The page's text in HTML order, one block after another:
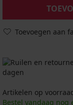
Toevoegen aan
dagen
Artikelen op
Bestel vandaag